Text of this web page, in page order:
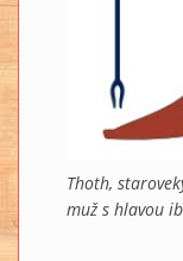
Thoth,
muž s hlavou